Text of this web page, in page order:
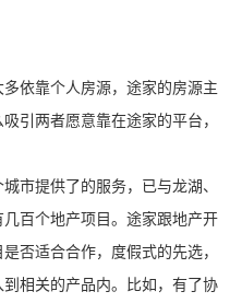
依靠个人房源，途家的房源主
引两者愿意靠在途家的平台，
提供了的服务，已与龙湖、
百个地产项目。途家跟地产开
否适合合作，度假式的先选，
相关的产品内。比如，有了协